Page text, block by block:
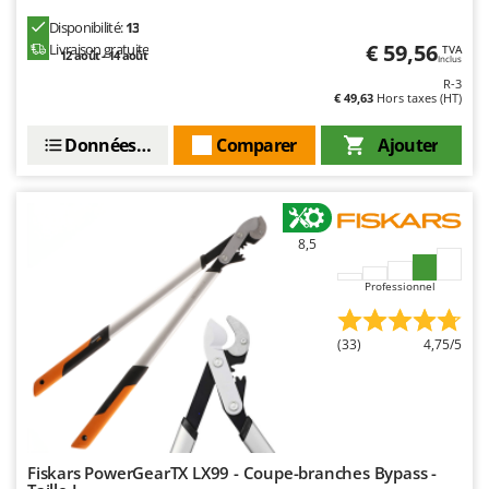
Disponibilité:13
Livraison gratuite
12 août - 14 août € 59,56 TVA
Inclus
R-3
€ 49,63 Hors taxes (HT)
Ajouter
Comparer
Données techniques
8,5
Professionnel
(33) 4,75/5
Fiskars PowerGearTX LX99 - Coupe-branches Bypass -